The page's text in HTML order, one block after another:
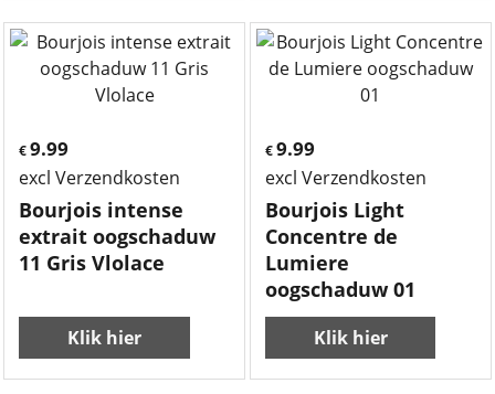
€ 9.99
excl Verzendkosten
Bourjois intense
extrait oogschaduw
11 Gris Vlolace
Klik hier
€9.99
excl Verzendkosten
Bourjois Light
Concentre de
Lumiere
oogschaduw 01
Klik hier